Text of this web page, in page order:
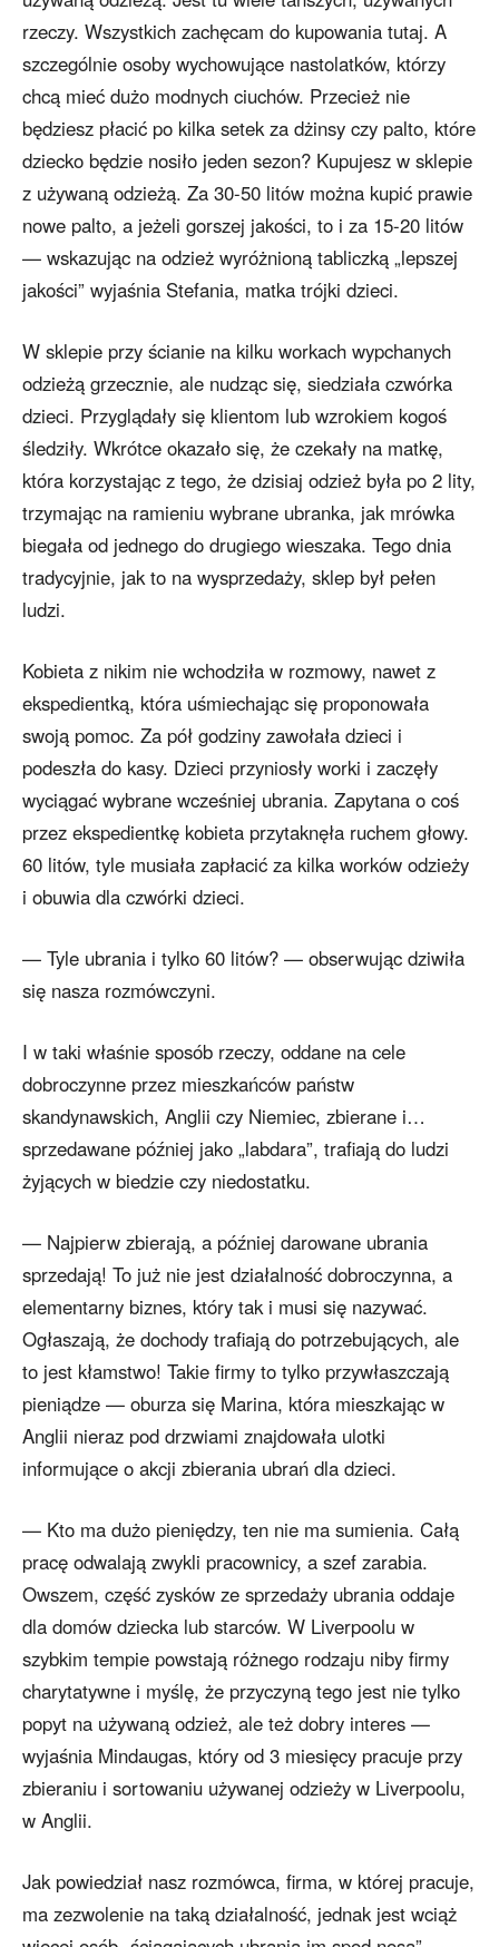
rzeczy. Wszystkich zachęcam do kupowania tutaj. A
szczególnie osoby wychowujące nastolatków, którzy
chcą mieć dużo modnych ciuchów. Przecież nie
będziesz płacić po kilka setek za dżinsy czy palto, które
dziecko będzie nosiło jeden sezon? Kupujesz w sklepie
z używaną odzieżą. Za 30-50 litów można kupić prawie
nowe palto, a jeżeli gorszej jakości, to i za 15-20 litów
— wskazując na odzież wyróżnioną tabliczką „lepszej
jakości” wyjaśnia Stefania, matka trójki dzieci.
W sklepie przy ścianie na kilku workach wypchanych
odzieżą grzecznie, ale nudząc się, siedziała czwórka
dzieci. Przyglądały się klientom lub wzrokiem kogoś
śledziły. Wkrótce okazało się, że czekały na matkę,
która korzystając z tego, że dzisiaj odzież była po 2 lity,
trzymając na ramieniu wybrane ubranka, jak mrówka
biegała od jednego do drugiego wieszaka. Tego dnia
tradycyjnie, jak to na wysprzedaży, sklep był pełen
ludzi.
Kobieta z nikim nie wchodziła w rozmowy, nawet z
ekspedientką, która uśmiechając się proponowała
swoją pomoc. Za pół godziny zawołała dzieci i
podeszła do kasy. Dzieci przyniosły worki i zaczęły
wyciągać wybrane wcześniej ubrania. Zapytana o coś
przez ekspedientkę kobieta przytaknęła ruchem głowy.
60 litów, tyle musiała zapłacić za kilka worków odzieży
i obuwia dla czwórki dzieci.
— Tyle ubrania i tylko 60 litów? — obserwując dziwiła
się nasza rozmówczyni.
I w taki właśnie sposób rzeczy, oddane na cele
dobroczynne przez mieszkańców państw
skandynawskich, Anglii czy Niemiec, zbierane i…
sprzedawane później jako „labdara”, trafiają do ludzi
żyjących w biedzie czy niedostatku.
— Najpierw zbierają, a później darowane ubrania
sprzedają! To już nie jest działalność dobroczynna, a
elementarny biznes, który tak i musi się nazywać.
Ogłaszają, że dochody trafiają do potrzebujących, ale
to jest kłamstwo! Takie firmy to tylko przywłaszczają
pieniądze — oburza się Marina, która mieszkając w
Anglii nieraz pod drzwiami znajdowała ulotki
informujące o akcji zbierania ubrań dla dzieci.
— Kto ma dużo pieniędzy, ten nie ma sumienia. Całą
pracę odwalają zwykli pracownicy, a szef zarabia.
Owszem, część zysków ze sprzedaży ubrania oddaje
dla domów dziecka lub starców. W Liverpoolu w
szybkim tempie powstają różnego rodzaju niby firmy
charytatywne i myślę, że przyczyną tego jest nie tylko
popyt na używaną odzież, ale też dobry interes —
wyjaśnia Mindaugas, który od 3 miesięcy pracuje przy
zbieraniu i sortowaniu używanej odzieży w Liverpoolu,
w Anglii.
Jak powiedział nasz rozmówca, firma, w której pracuje,
ma zezwolenie na taką działalność, jednak jest wciąż